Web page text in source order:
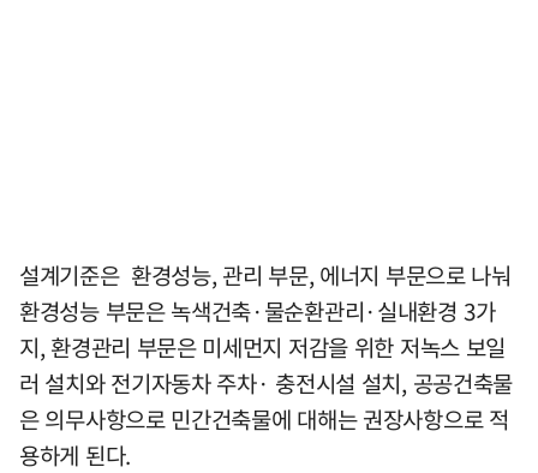
설계기준은 환경성능, 관리 부문, 에너지 부문으로 나눠
환경성능 부문은 녹색건축·물순환관리·실내환경 3가
지, 환경관리 부문은 미세먼지 저감을 위한 저녹스 보일
러 설치와 전기자동차 주차· 충전시설 설치, 공공건축물
은 의무사항으로 민간건축물에 대해는 권장사항으로 적
용하게 된다.